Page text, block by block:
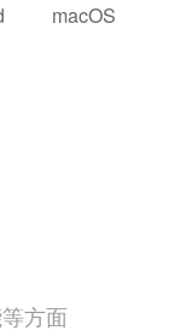
macOS
方面